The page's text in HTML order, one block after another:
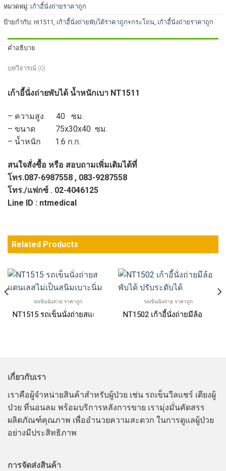
หมวดหมู่: เก้าอี้นั่งถ่ายราคาถูก
ป้ายกำกับ: nt1511, เก้าอี้นั่งถ่ายพับได้ราคาถูก+กระโถน, เก้าอี้นั่งถ่ายราคาถูก
คำอธิบาย
บทวิจารณ์ (0)
เก้าอี้นั่งถ่ายพับได้ น้ำหนักเบา NT1511
– ความสูง 40 ซม.
– ขนาด 75x30x40 ซม.
– น้ำหนัก 1.6 ก.ก.
สนใจสั่งซื้อ หรือ สอบถามเพิ่มเติมได้ที่
โทร.087-6987558 , 083-9287558
โทร./แฟกซ์ . 02-4046125
Line ID : ntmedical
Related Products
รถเข็นนั่งถ่าย ราคาถูก
NT1515 รถเข็นนั่งถ่ายสแตนเลสไม่เป็นสนิมเบาะนิ่ม
รถเข็นนั่งถ่าย ราคาถูก
NT1502 เก้าอี้นั่งถ่ายมีล้อ พับไ
ายสเตนแลส
เกี่ยวกับเรา
เราคือผู้จำหน่ายสินค้าสำหรับผู้ป่วย เช่น รถเข็นวีลแชร์ เตียงผู้
ป่วย ที่นอนลม พร้อมบริการหลังการขาย เรามุ่งมั่นคัดสรร
ผลิตภัณฑ์คุณภาพ เพื่ออำนวยความสะดวก ในการดูแลผู้ป่วย
อย่างมีประสิทธิภาพ
การจัดส่งสินค้า